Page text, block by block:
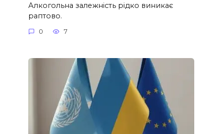
Алкогольна залежність рідко виникає
раптово.
0 7